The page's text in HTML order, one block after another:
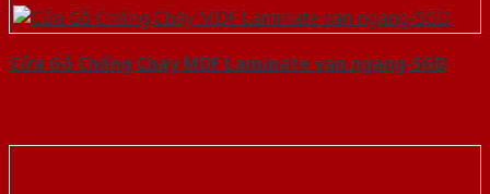
Cửa Gỗ Chống Cháy MDF Laminate van ngang-SGD